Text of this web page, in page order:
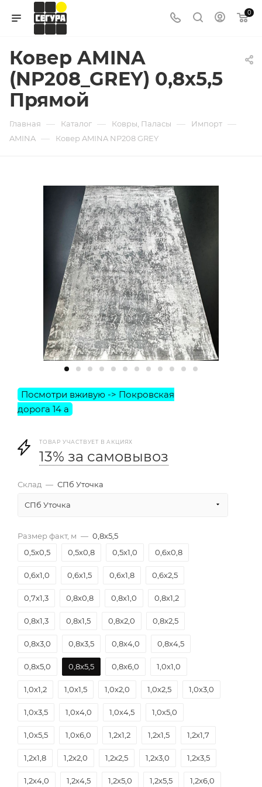
0
Ковер AMINA
(NP208_GREY) 0,8х5,5
Прямой
Главная — Каталог — Ковры, Паласы — Импорт —
AMINA — Ковер AMINA NP208 GREY
ТОВАР УЧАСТВУЕТ В АКЦИЯХ
13% за самовывоз
Склад — СПб Уточка
СПб Уточка
Размер факт, м — 0,8х5,5
0,5х0,5
0,5х0,8 0,5х1,0 0,6х0,8
0,6х1,0 0,6х1,5 0,6х1,8 0,6х2,5
0,7х1,3 0,8х0,8 0,8х1,0 0,8х1,2
0,8х1,3 0,8х1,5 0,8х2,0 0,8х2,5
0,8х3,0 0,8х3,5 0,8х4,0 0,8х4,5
0,8х5,0 0,8х5,5 0,8х6,0 1,0х1,0
1,0х1,2 1,0х1,5 1,0х2,0 1,0х2,5 1,0х3,0
1,0х3,5 1,0х4,0 1,0х4,5 1,0х5,0
1,0х5,5 1,0х6,0 1,2х1,2 1,2х1,5 1,2х1,7
1,2х1,8 1,2х2,0 1,2х2,5 1,2х3,0 1,2х3,5
1,2х4,0 1,2х4,5 1,2х5,0 1,2х5,5 1,2х6,0